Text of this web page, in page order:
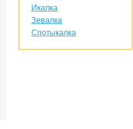
Икалка
Зевалка
Спотыкалка